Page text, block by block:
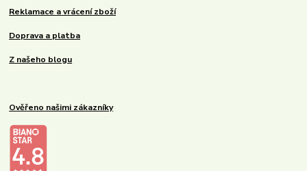
Reklamace a vrácení zboží
Doprava a platba
Z našeho blogu
Ověřeno našimi zákazníky